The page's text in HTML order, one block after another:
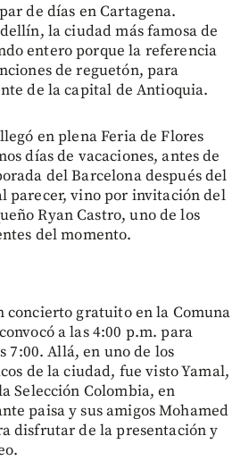
de días en Cartagena.
la ciudad más famosa de
entero porque la referencia
de reguetón, para
de la capital de Antioquia.
en plena Feria de Flores
días de vacaciones, antes de
del Barcelona después del
parecer, vino por invitación del
Ryan Castro, uno de los
del momento.
concierto gratuito en la Comuna
a las 4:00 p.m. para
7:00. Allá, en uno de los
de la ciudad, fue visto Yamal,
Selección Colombia, en
paisa y sus amigos Mohamed
disfrutar de la presentación y